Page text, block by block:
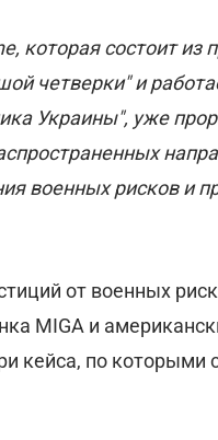
которая состоит из
четверки" и
Украины", уже
военных рисков и
от военных
MIGA и
кейса, по